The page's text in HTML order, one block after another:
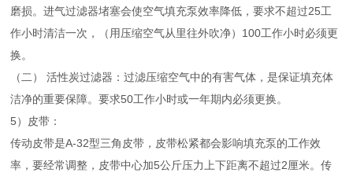
磨损。进气过滤器堵塞会使空气填充泵效率降低，要求不超过25工
作小时清洁一次，（用压缩空气从里往外吹净）100工作小时必须更
换。
（二）
活性炭过滤器：过滤压缩空气中的有害气体，是保证填充体
洁净的重要保障。要求50工作小时或一年期内必须更换。
5）皮带：
传动皮带是A-32型三角皮带，皮带松紧都会影响填充泵的工作效
率，要经常调整，皮带中心加5公斤压力上下距离不超过2厘米。传